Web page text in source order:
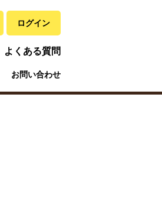
ログイン
よくある質問
お問い合わせ